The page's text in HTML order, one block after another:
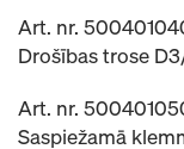
Art. nr.
Drošības trose
Art. nr.
Saspiežamā